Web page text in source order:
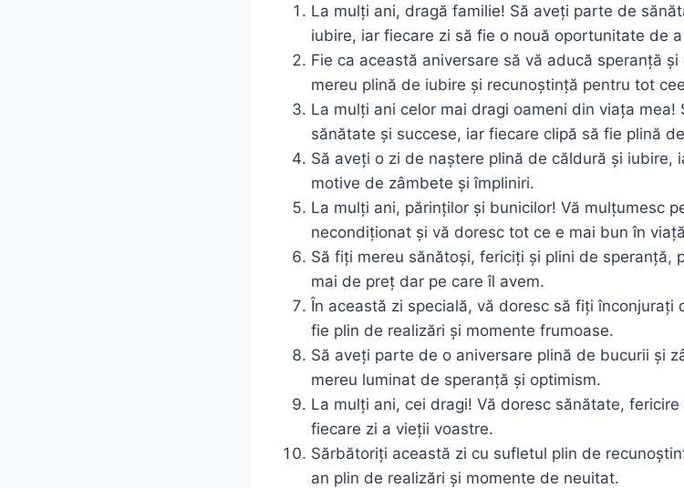
La mulți ani, dragă familie! Să aveți parte de
iubire, iar fiecare zi să fie o nouă oportunitate de
Fie ca această aniversare să vă aducă speranță
mereu plină de iubire și recunoștință pentru tot
La mulți ani celor mai dragi oameni din viața
sănătate și succese, iar fiecare clipă să fie plină
Să aveți o zi de naștere plină de căldură și iubire,
motive de zâmbete și împliniri.
La mulți ani, părinților și bunicilor! Vă mulțumesc
necondiționat și vă doresc tot ce e mai bun în
Să fiți mereu sănătoși, fericiți și plini de speranță,
mai de preț dar pe care îl avem.
În această zi specială, vă doresc să fiți înconjurați
fie plin de realizări și momente frumoase.
Să aveți parte de o aniversare plină de bucurii și
mereu luminat de speranță și optimism.
La mulți ani, cei dragi! Vă doresc sănătate,
fiecare zi a vieții voastre.
Sărbătoriți această zi cu sufletul plin de
an plin de realizări și momente de neuitat.